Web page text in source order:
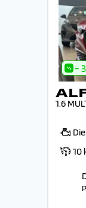
-
1.6
10